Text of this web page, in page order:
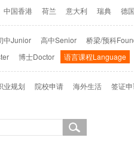
中国香港 荷兰 意大利 瑞典 德国
中Junior 高中Senior 桥梁/预科
博士Doctor 语言课程Language
业规划 院校申请 海外生活 签证